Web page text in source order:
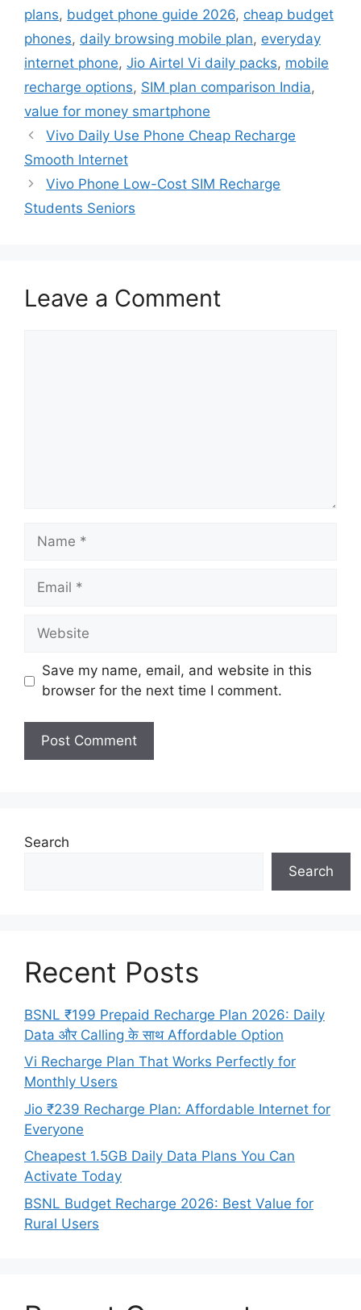
plans, budget phone guide 2026, cheap budget
phones, daily browsing mobile plan, everyday
internet phone, Jio Airtel Vi daily packs, mobile
recharge options, SIM plan comparison India,
value for money smartphone
Vivo Daily Use Phone Cheap Recharge
Smooth Internet
Vivo Phone Low-Cost SIM Recharge
Students Seniors
Leave a Comment
Name
Email
Website
Save my name, email, and website in this
browser for the next time I comment.
Search
Search
Recent Posts
BSNL ₹199 Prepaid Recharge Plan 2026: Daily
Data और Calling के साथ Affordable Option
Vi Recharge Plan That Works Perfectly for
Monthly Users
Jio ₹239 Recharge Plan: Affordable Internet for
Everyone
Cheapest 1.5GB Daily Data Plans You Can
Activate Today
BSNL Budget Recharge 2026: Best Value for
Rural Users